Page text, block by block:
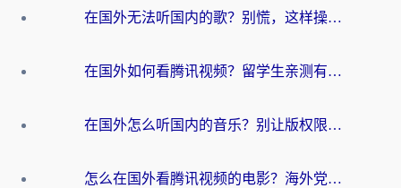
在国外无法听国内的歌？别慌，这样操作就能畅听QQ音乐（附亲测加速器推荐）
在国外如何看腾讯视频？留学生亲测有效的回国加速方案
在国外怎么听国内的音乐？别让版权限制断了你的华语歌单
怎么在国外看腾讯视频的电影？海外党亲测有效的回国加速指南